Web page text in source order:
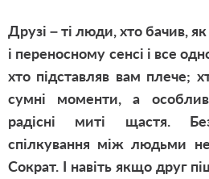
Друзі – ті люди, хто бачив,
і переносному сенсі і все
хто підставляв вам плече;
сумні моменти, а
радісні миті щастя.
спілкування між людьми
Сократ. І навіть якщо друг